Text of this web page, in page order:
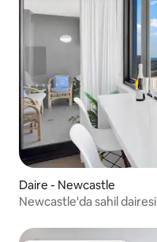
Daire - Newcastle
Newcastle'da sahil dairesi